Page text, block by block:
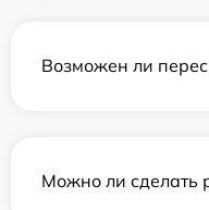
Возможен ли
Можно ли сделать